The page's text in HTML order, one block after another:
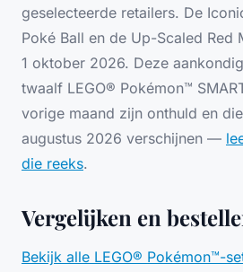
geselecteerde retailers. De
Poké Ball en de Up-Scaled Red
1 oktober 2026. Deze
twaalf LEGO® Pokémon™
vorige maand zijn onthuld en
augustus 2026 verschijnen —
die reeks.
Vergelijken en
Bekijk alle LEGO® Pokémon™-